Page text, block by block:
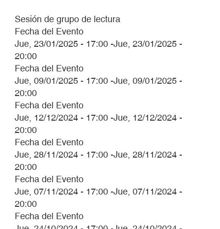
Sesión de grupo de lectura
Fecha del Evento
Jue, 23/01/2025 - 17:00 -Jue, 23/01/2025 -
20:00
Fecha del Evento
Jue, 09/01/2025 - 17:00 -Jue, 09/01/2025 -
20:00
Fecha del Evento
Jue, 12/12/2024 - 17:00 -Jue, 12/12/2024 -
20:00
Fecha del Evento
Jue, 28/11/2024 - 17:00 -Jue, 28/11/2024 -
20:00
Fecha del Evento
Jue, 07/11/2024 - 17:00 -Jue, 07/11/2024 -
20:00
Fecha del Evento